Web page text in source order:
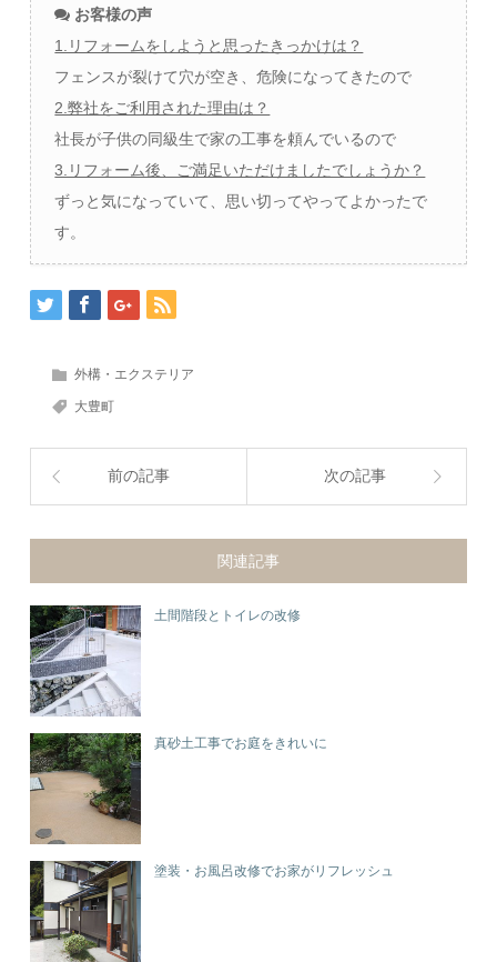
お客様の声
1.リフォームをしようと思ったきっかけは？
フェンスが裂けて穴が空き、危険になってきたので
2.弊社をご利用された理由は？
社長が子供の同級生で家の工事を頼んでいるので
3.リフォーム後、ご満足いただけましたでしょうか？
ずっと気になっていて、思い切ってやってよかったで
す。
外構・エクステリア
大豊町
前の記事 次の記事
関連記事
土間階段とトイレの改修
真砂土工事でお庭をきれいに
塗装・お風呂改修でお家がリフレッシュ